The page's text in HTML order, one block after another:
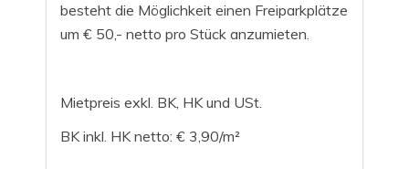
besteht die Möglichkeit einen Freiparkplätze
um € 50,- netto pro Stück anzumieten.
Mietpreis exkl. BK, HK und USt.
BK inkl. HK netto: € 3,90/m²